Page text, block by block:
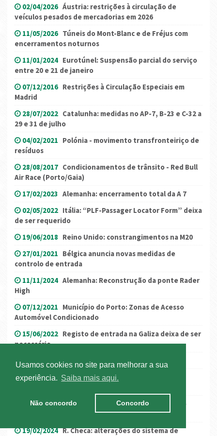
Usamos cookies no site para melhorar a sua
experiência.
Saiba mais aqui.
Não concordo Concordo
02/04/2026 Áustria: restrições à circulação de
veículos pesados ​​de mercadorias em 2026
11/05/2026 Túneis do Mont-Blanc e de Fréjus com
encerramentos noturnos
11/01/2024 Eurotúnel: Suspensão parcial do serviço
entre 20 e 21 de janeiro
07/12/2016 Restrições à Circulação Especiais em
Madrid
28/07/2022 Catalunha: medidas no AP-7, B-23 e C-32 a
29 e 31 de julho
04/02/2021 Polónia - movimento transfronteiriço de
resíduos
28/08/2017 Condicionamentos de trânsito - Red Bull
Air Race (Porto/Gaia)
17/02/2023 Alemanha: encerramento total da A 7
02/05/2022 Itália: “PLF-Passager Locator Form” deixa
de ser requerido
19/06/2018 Reino Unido: constrangimentos na M20
27/01/2021 Bélgica anuncia novas medidas de
controlo de entrada
11/11/2024 Alemanha: Reconstrução da ponte Rader
High
07/12/2021 Município do Porto: Zonas de Acesso
Automóvel Condicionado
15/06/2022 Registo de entrada na Galiza deixa de ser
necessário
Dístico do seguro automóvel
14/11/2025
YILPORT Sotagus implementa novo
20/04/2021 Fiscalização a pesados em Portugal e
19/02/2024 R. Checa: alterações do sistema de